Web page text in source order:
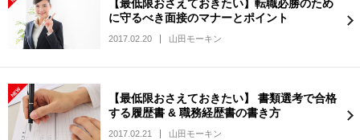
【最低限おさえておきたい】転職必勝のため
に守るべき面接のマナーとポイント
2017.02.20 山田モーキン
【最低限おさえておきたい】 書類選考で合格
する履歴書 & 職務経歴書の書き方
2017.02.21 山田モーキン